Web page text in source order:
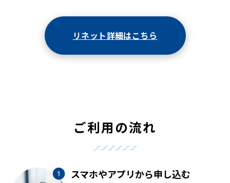
リネット詳細はこちら
ご利用の流れ
スマホやアプリから申し込む